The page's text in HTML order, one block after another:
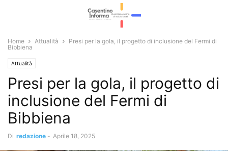
Home Attualità
Presi per la gola, il progetto di inclusione del Fermi di
Bibbiena
Attualità
Presi per la gola, il progetto di
inclusione del Fermi di
Bibbiena
Di redazione - Aprile 18, 2025